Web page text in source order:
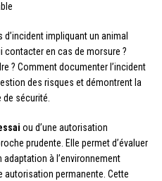
d’incident impliquant un animal
contacter en cas de morsure ?
? Comment documenter l’incident
des risques et démontrent la
sécurité.
ou d’une autorisation
prudente. Elle permet d’évaluer
adaptation à l’environnement
autorisation permanente. Cette